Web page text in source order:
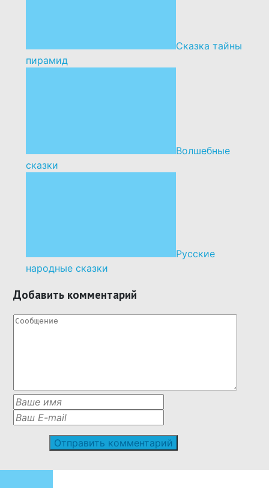
Сказка тайны
пирамид
Волшебные
сказки
Русские
народные сказки
Добавить комментарий